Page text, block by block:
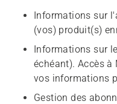
Informations sur
(vos) produit(s)
Informations sur
échéant). Accès
vos informations
Gestion des